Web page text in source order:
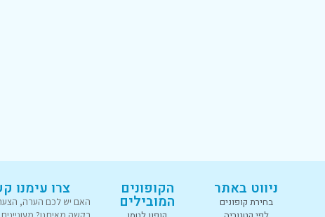
ניווט באתר
בחירת קופונים
הקופונים
המובילים
צרו עימנו
האם יש לכם הערה,